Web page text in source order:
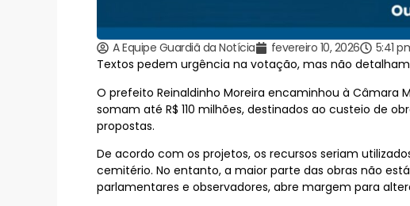
A Equipe Guardiã da Notícia fevereiro 10, 2026
5:41
Textos pedem urgência na votação, mas não
O prefeito Reinaldinho Moreira encaminhou à Câmara
somam até R$ 110 milhões, destinados ao custeio de
propostas.
De acordo com os projetos, os recursos seriam
cemitério. No entanto, a maior parte das obras não
parlamentares e observadores, abre margem para